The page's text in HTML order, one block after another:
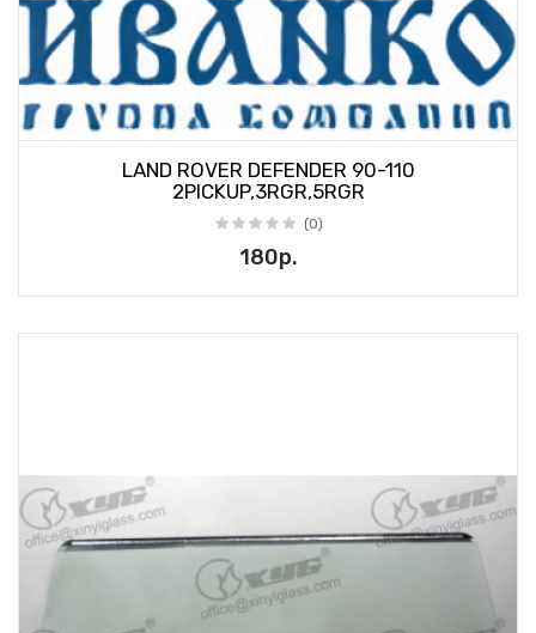
LAND ROVER DEFENDER 90-110
2PICKUP,3RGR,5RGR
(0)
180р.